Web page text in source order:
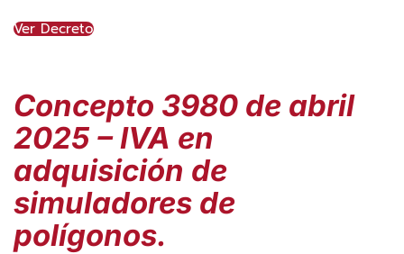
Ver Decreto
Concepto 3980 de abril
2025 – IVA en
adquisición de
simuladores de
polígonos.